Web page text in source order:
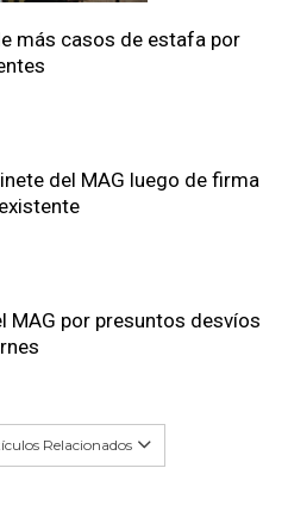
más casos de estafa por
del MAG luego de firma
MAG por presuntos desvíos
Relacionados